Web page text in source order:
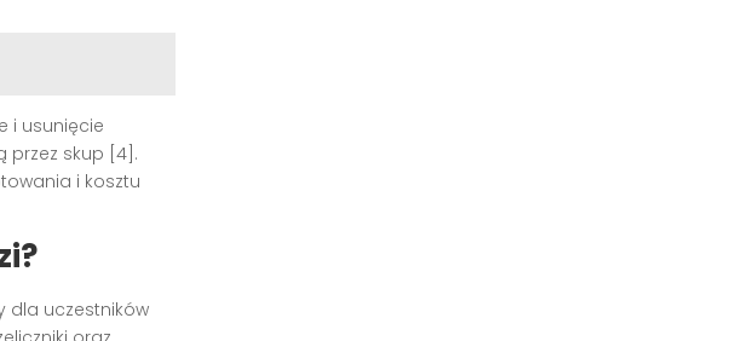
i usunięcie
przez skup [4].
i kosztu
dla uczestników